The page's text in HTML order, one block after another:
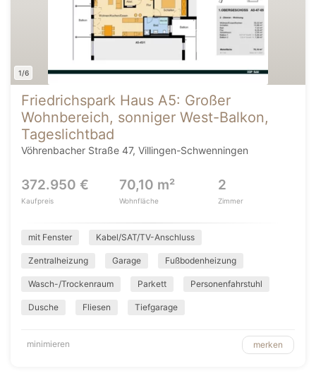
1/6
Friedrichspark Haus A5: Großer
Wohnbereich, sonniger West-Balkon,
Tageslichtbad
Vöhrenbacher Straße 47, Villingen-Schwenningen
372.950 €
Kaufpreis
70,10 m²
Wohnfläche
2
Zimmer
mit Fenster Kabel/SAT/TV-Anschluss
Zentralheizung Garage Fußbodenheizung
Wasch-/Trockenraum Parkett Personenfahrstuhl
Dusche Fliesen Tiefgarage
minimieren merken